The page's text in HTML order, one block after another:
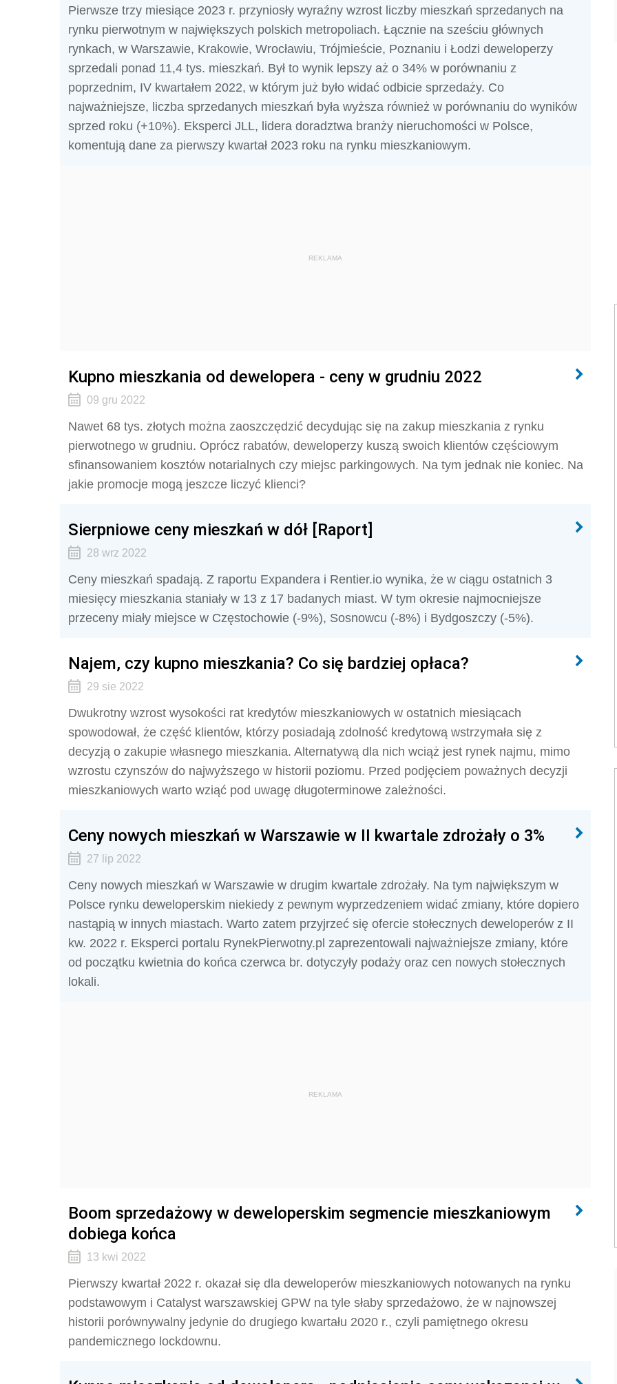
Pierwsze trzy miesiące 2023 r. przyniosły wyraźny wzrost liczby mieszkań sprzedanych na
rynku pierwotnym w największych polskich metropoliach. Łącznie na sześciu głównych
rynkach, w Warszawie, Krakowie, Wrocławiu, Trójmieście, Poznaniu i Łodzi deweloperzy
sprzedali ponad 11,4 tys. mieszkań. Był to wynik lepszy aż o 34% w porównaniu z
poprzednim, IV kwartałem 2022, w którym już było widać odbicie sprzedaży. Co
najważniejsze, liczba sprzedanych mieszkań była wyższa również w porównaniu do wyników
sprzed roku (+10%). Eksperci JLL, lidera doradztwa branży nieruchomości w Polsce,
komentują dane za pierwszy kwartał 2023 roku na rynku mieszkaniowym.
REKLAMA
Kupno mieszkania od dewelopera - ceny w grudniu 2022
09 gru 2022
Nawet 68 tys. złotych można zaoszczędzić decydując się na zakup mieszkania z rynku
pierwotnego w grudniu. Oprócz rabatów, deweloperzy kuszą swoich klientów częściowym
sfinansowaniem kosztów notarialnych czy miejsc parkingowych. Na tym jednak nie koniec. Na
jakie promocje mogą jeszcze liczyć klienci?
Sierpniowe ceny mieszkań w dół [Raport]
28 wrz 2022
Ceny mieszkań spadają. Z raportu Expandera i Rentier.io wynika, że w ciągu ostatnich 3
miesięcy mieszkania staniały w 13 z 17 badanych miast. W tym okresie najmocniejsze
przeceny miały miejsce w Częstochowie (-9%), Sosnowcu (-8%) i Bydgoszczy (-5%).
Najem, czy kupno mieszkania? Co się bardziej opłaca?
29 sie 2022
Dwukrotny wzrost wysokości rat kredytów mieszkaniowych w ostatnich miesiącach
spowodował, że część klientów, którzy posiadają zdolność kredytową wstrzymała się z
decyzją o zakupie własnego mieszkania. Alternatywą dla nich wciąż jest rynek najmu, mimo
wzrostu czynszów do najwyższego w historii poziomu. Przed podjęciem poważnych decyzji
mieszkaniowych warto wziąć pod uwagę długoterminowe zależności.
Ceny nowych mieszkań w Warszawie w II kwartale zdrożały o 3%
27 lip 2022
Ceny nowych mieszkań w Warszawie w drugim kwartale zdrożały. Na tym największym w
Polsce rynku deweloperskim niekiedy z pewnym wyprzedzeniem widać zmiany, które dopiero
nastąpią w innych miastach. Warto zatem przyjrzeć się ofercie stołecznych deweloperów z II
kw. 2022 r. Eksperci portalu RynekPierwotny.pl zaprezentowali najważniejsze zmiany, które
od początku kwietnia do końca czerwca br. dotyczyły podaży oraz cen nowych stołecznych
lokali.
REKLAMA
Boom sprzedażowy w deweloperskim segmencie mieszkaniowym
dobiega końca
13 kwi 2022
Pierwszy kwartał 2022 r. okazał się dla deweloperów mieszkaniowych notowanych na rynku
podstawowym i Catalyst warszawskiej GPW na tyle słaby sprzedażowo, że w najnowszej
historii porównywalny jedynie do drugiego kwartału 2020 r., czyli pamiętnego okresu
pandemicznego lockdownu.